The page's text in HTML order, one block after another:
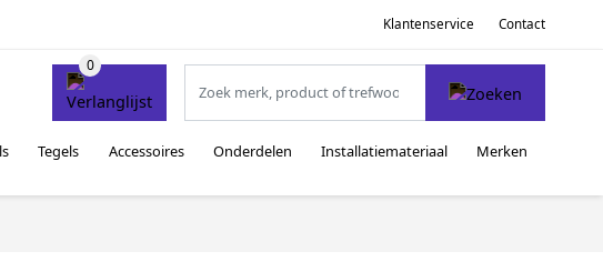
Klantenservice Contact
Tegels Accessoires Onderdelen Installatiemateriaal Merken